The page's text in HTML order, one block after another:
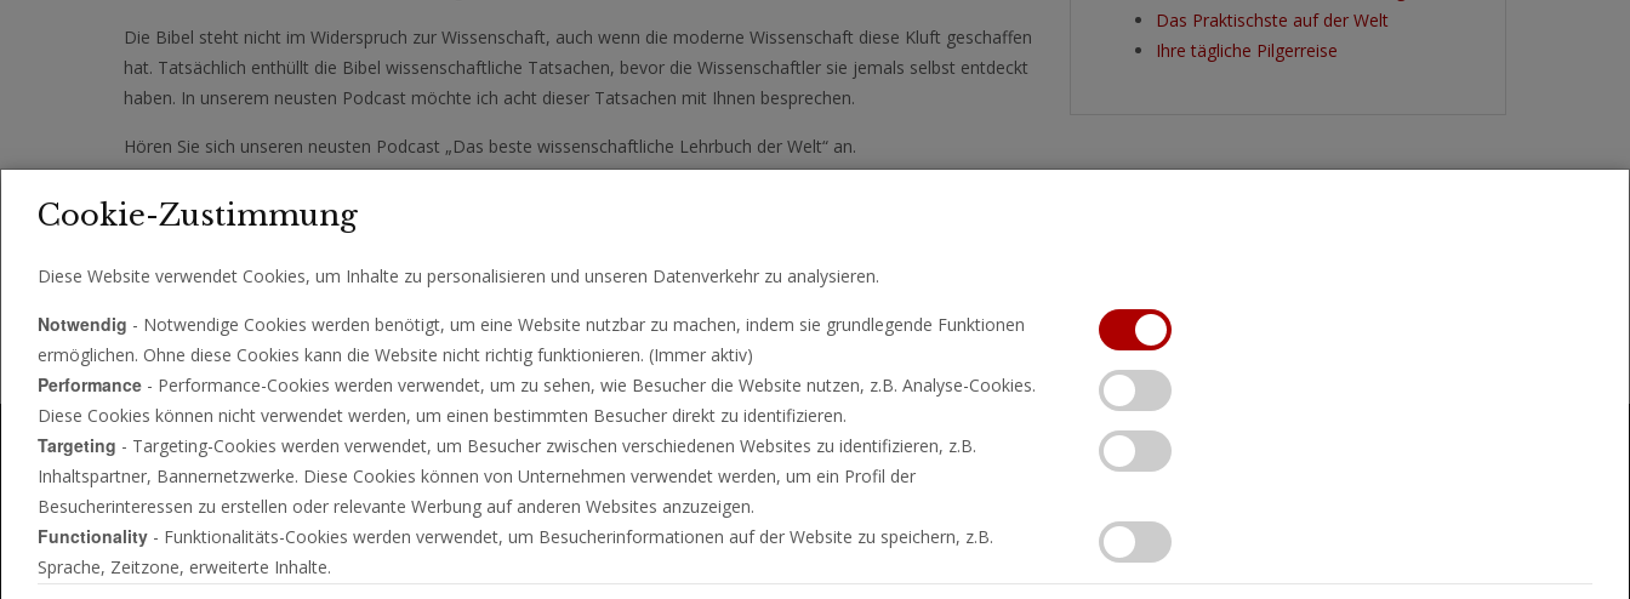
Die Bibel steht nicht im Widerspruch zur Wissenschaft, auch wenn die moderne Wissenschaft diese Kluft geschaffen
hat. Tatsächlich enthüllt die Bibel wissenschaftliche Tatsachen, bevor die Wissenschaftler sie jemals selbst entdeckt
haben. In unserem neusten Podcast möchte ich acht dieser Tatsachen mit Ihnen besprechen.
Hören Sie sich unseren neusten Podcast „Das beste wissenschaftliche Lehrbuch der Welt“ an.
seconds
of
59
90%
00:00 07:59
Das Praktischste auf der Welt
Ihre tägliche Pilgerreise
ÜBER UNS KONTAKT HÄUFIG GESTELLTE FRAGEN DATENSCHUTZRICHTLINIEN NUTZUNGSBEDINGUNGEN IMPRESSUM SPENDEN
Cookie-Zustimmung
Diese Website verwendet Cookies, um Inhalte zu personalisieren und unseren Datenverkehr zu analysieren.
Notwendig - Notwendige Cookies werden benötigt, um eine Website nutzbar zu machen, indem sie grundlegende Funktionen
ermöglichen. Ohne diese Cookies kann die Website nicht richtig funktionieren. (Immer aktiv)
Performance - Performance-Cookies werden verwendet, um zu sehen, wie Besucher die Website nutzen, z.B. Analyse-Cookies.
Diese Cookies können nicht verwendet werden, um einen bestimmten Besucher direkt zu identifizieren.
Targeting - Targeting-Cookies werden verwendet, um Besucher zwischen verschiedenen Websites zu identifizieren, z.B.
Inhaltspartner, Bannernetzwerke. Diese Cookies können von Unternehmen verwendet werden, um ein Profil der
Besucherinteressen zu erstellen oder relevante Werbung auf anderen Websites anzuzeigen.
Functionality - Funktionalitäts-Cookies werden verwendet, um Besucherinformationen auf der Website zu speichern, z.B.
Sprache, Zeitzone, erweiterte Inhalte.